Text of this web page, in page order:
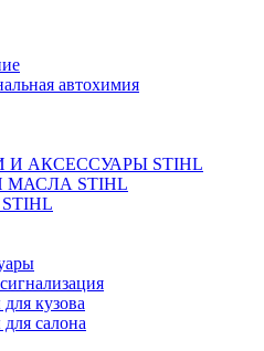
автохимия
И АКСЕССУАРЫ STIHL
STIHL
кузова
салона